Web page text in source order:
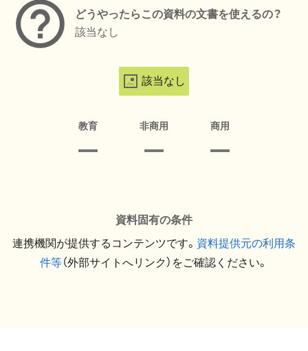
どうやったらこの資料の文書を使えるの？
該当なし
該当なし
教育 非商用 商用
資料固有の条件
連携機関が提供するコンテンツです。 資料提供元の利用条
件等（外部サイトへリンク）をご確認ください。